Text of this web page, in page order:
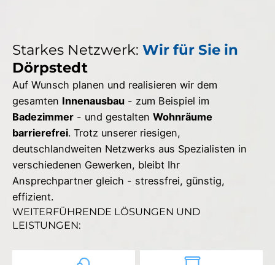
Starkes Netzwerk: Wir für Sie in
Dörpstedt
Auf Wunsch planen und realisieren wir dem
gesamten Innenausbau - zum Beispiel im
Badezimmer - und gestalten Wohnräume
barrierefrei. Trotz unserer riesigen,
deutschlandweiten Netzwerks aus Spezialisten in
verschiedenen Gewerken, bleibt Ihr
Ansprechpartner gleich - stressfrei, günstig,
effizient.
WEITERFÜHRENDE LÖSUNGEN UND
LEISTUNGEN: